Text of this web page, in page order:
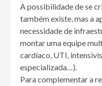
A possibilidade de se
também existe, mas a
necessidade de
montar uma equipe
cardíaco, UTI,
especializada…).
Para complementar a